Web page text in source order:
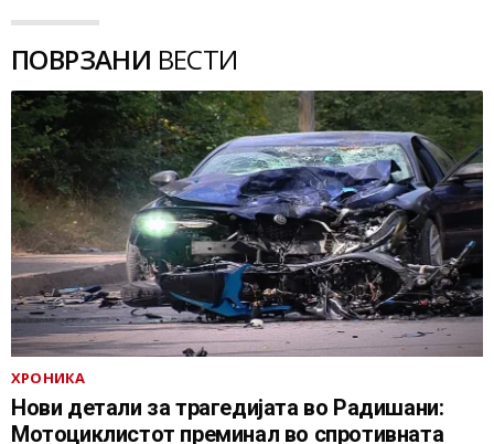
ПОВРЗАНИ ВЕСТИ
ХРОНИКА
Нови детали за трагедијата во Радишани:
Мотоциклистот преминал во спротивната